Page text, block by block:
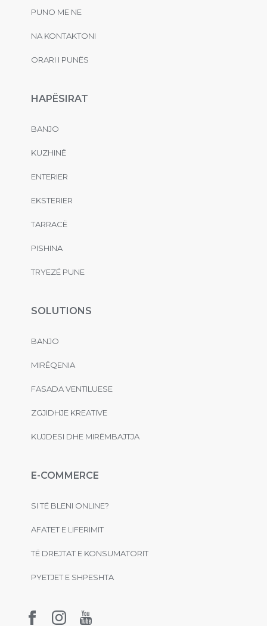
PUNO ME NE
NA KONTAKTONI
ORARI I PUNËS
HAPËSIRAT
BANJO
KUZHINË
ENTERIER
EKSTERIER
TARRACË
PISHINA
TRYEZË PUNE
SOLUTIONS
BANJO
MIRËQENIA
FASADA VENTILUESE
ZGJIDHJE KREATIVE
KUJDESI DHE MIRËMBAJTJA
E-COMMERCE
SI TË BLENI ONLINE?
AFATET E LIFERIMIT
TË DREJTAT E KONSUMATORIT
PYETJET E SHPESHTA